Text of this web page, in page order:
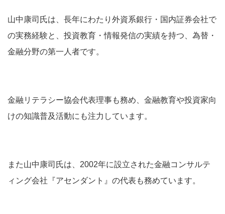
山中康司氏は、長年にわたり外資系銀行・国内証券会社で
の実務経験と、投資教育・情報発信の実績を持つ、為替・
金融分野の第一人者です。
金融リテラシー協会代表理事も務め、金融教育や投資家向
けの知識普及活動にも注力しています。
また山中康司氏は、2002年に設立された金融コンサルテ
ィング会社『アセンダント』の代表も務めています。